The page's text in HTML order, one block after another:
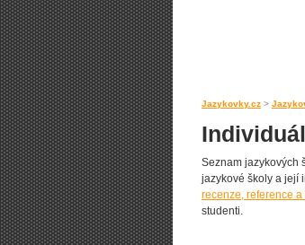
Jazykovky.cz >
Seznam jazykových
jazykové školy a její
recenze, reference
studenti.